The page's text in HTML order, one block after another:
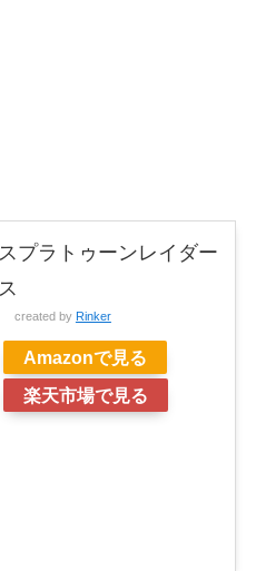
スプラトゥーンレイダー
ス
created by Rinker
Amazonで見る
楽天市場で見る